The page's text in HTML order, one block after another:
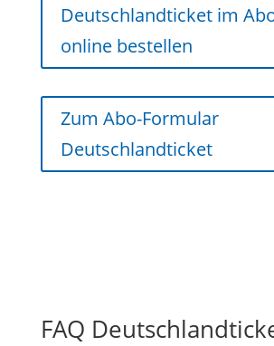
Deutschlandticket im
online bestellen
Zum Abo-Formular
Deutschlandticket
FAQ